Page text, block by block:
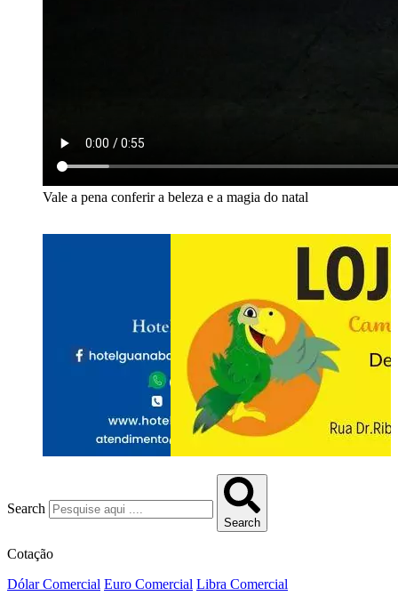
Vale a pena conferir a beleza e a magia do natal
Search
Search
Cotação
Dólar Comercial Euro Comercial Libra Comercial